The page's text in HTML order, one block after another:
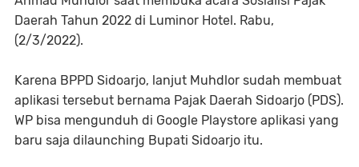
Daerah Tahun 2022 di Luminor Hotel. Rabu,
(2/3/2022).
Karena BPPD Sidoarjo, lanjut Muhdlor sudah membuat
aplikasi tersebut bernama Pajak Daerah Sidoarjo (PDS).
WP bisa mengunduh di Google Playstore aplikasi yang
baru saja dilaunching Bupati Sidoarjo itu.